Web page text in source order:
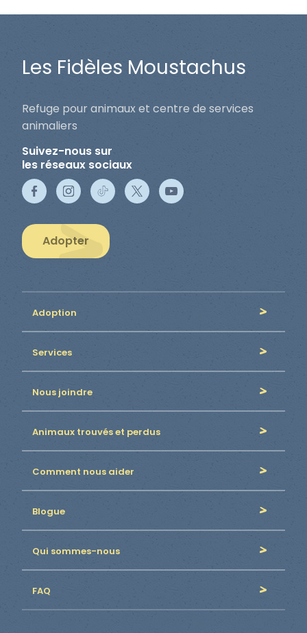
Les Fidèles Moustachus
Refuge pour animaux et centre de services
animaliers
Suivez-nous sur
les réseaux sociaux
Adopter
Adoption
Services
Nous joindre
Animaux trouvés et perdus
Comment nous aider
Blogue
Qui sommes-nous
FAQ